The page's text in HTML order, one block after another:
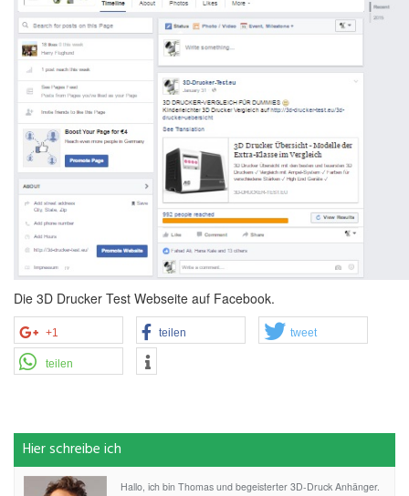
Die 3D Drucker Test Webseite auf Facebook.
+1 teilen tweet
teilen
Hier schreibe ich
Hallo, ich bin Thomas und begeisterter 3D-Druck Anhänger.